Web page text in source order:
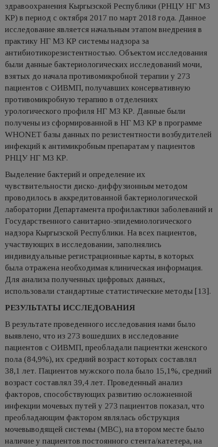
здравоохранения Кыргызской Республики (РНЦУ НГ МЗ
КР) в период с октября 2017 по март 2018 года. Данное
исследование является начальным этапом внедрения в
практику НГ МЗ КР системы надзора за
антибиотикорезистентностью. Объектом исследования
были данные бактериологических исследований мочи,
взятых до начала противомикробной терапии у 273
пациентов с ОИВМП, получавших консервативную
противомикробную терапию в отделениях
урологического профиля НГ МЗ КР. Данные были
получены из сформированной в НГ МЗ КР в программе
WHONET базы данных по резистентности возбудителей
инфекций к антимикробным препаратам у пациентов
РНЦУ НГ МЗ КР.
Выделение бактерий и определение их
чувствительности диско-диффузионным методом
проводилось в аккредитованной бактериологической
лаборатории Департамента профилактики заболеваний и
Государственного санитарно-эпидемиологического
надзора Кыргызской Республики. На всех пациентов,
участвующих в исследовании, заполнялись
индивидуальные регистрационные карты, в которых
была отражена необходимая клиническая информация.
Для анализа полученных цифровых данных,
использовали стандартные статистические методы [13].
РЕЗУЛЬТАТЫ ИССЛЕДОВАНИЯ
В результате проведенного исследования нами было
выявлено, что из 273 вошедших в исследование
пациентов с ОИВМП, преобладали пациентки женского
пола (84,9%), их средний возраст которых составлял
38,1 лет. Пациентов мужского пола было 15,1%, средний
возраст составлял 39,4 лет. Проведенный анализ
факторов, способствующих развитию осложненной
инфекции мочевых путей у 273 пациентов показал, что
преобладающим фактором являлась обструкция
мочевыводящей системы (МВС), на втором месте было
наличие у пациентов постоянного стента/катетера, на